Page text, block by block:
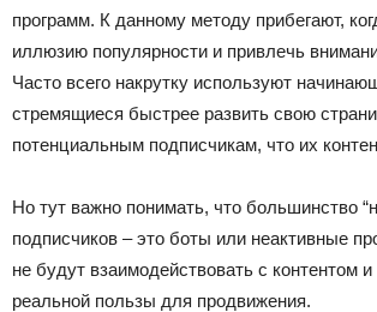
программ. К данному методу прибегают,
иллюзию популярности и привлечь
Часто всего накрутку используют
стремящиеся быстрее развить свою
потенциальным подписчикам, что их
Но тут важно понимать, что большинство
подписчиков – это боты или неактивные
не будут взаимодействовать с контентом
реальной пользы для продвижения.